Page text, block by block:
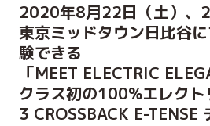
2020年8月22日（土）、
東京ミッドタウン日比谷
験できる
「MEET ELECTRIC
クラス初の100%エレクト
3 CROSSBACK E-TENSE